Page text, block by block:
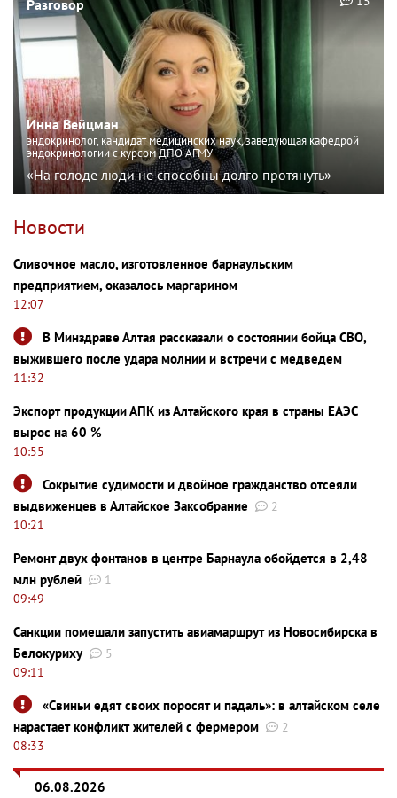
Разговор
Инна Вейцман
эндокринолог, кандидат медицинских наук, заведующая кафедрой
эндокринологии с курсом ДПО АГМУ
«На голоде люди не способны долго протянуть»
Новости
Сливочное масло, изготовленное барнаульским
предприятием, оказалось маргарином
12:07
В Минздраве Алтая рассказали о состоянии бойца СВО,
выжившего после удара молнии и встречи с медведем
11:32
Экспорт продукции АПК из Алтайского края в страны ЕАЭС
вырос на 60 %
10:55
Сокрытие судимости и двойное гражданство отсеяли
выдвиженцев в Алтайское Заксобрание
2
10:21
Ремонт двух фонтанов в центре Барнаула обойдется в 2,48
млн рублей
1
09:49
Санкции помешали запустить авиамаршрут из Новосибирска в
Белокуриху
5
09:11
«Свиньи едят своих поросят и падаль»: в алтайском селе
нарастает конфликт жителей с фермером
2
08:33
06.08.2026